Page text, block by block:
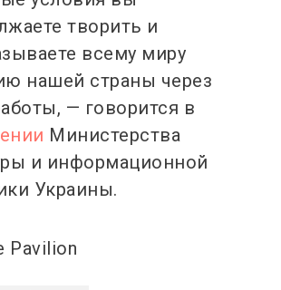
творить и
всему миру
нашей страны через
— говорится в
Министерства
и информационной
Украины.
Pavilion